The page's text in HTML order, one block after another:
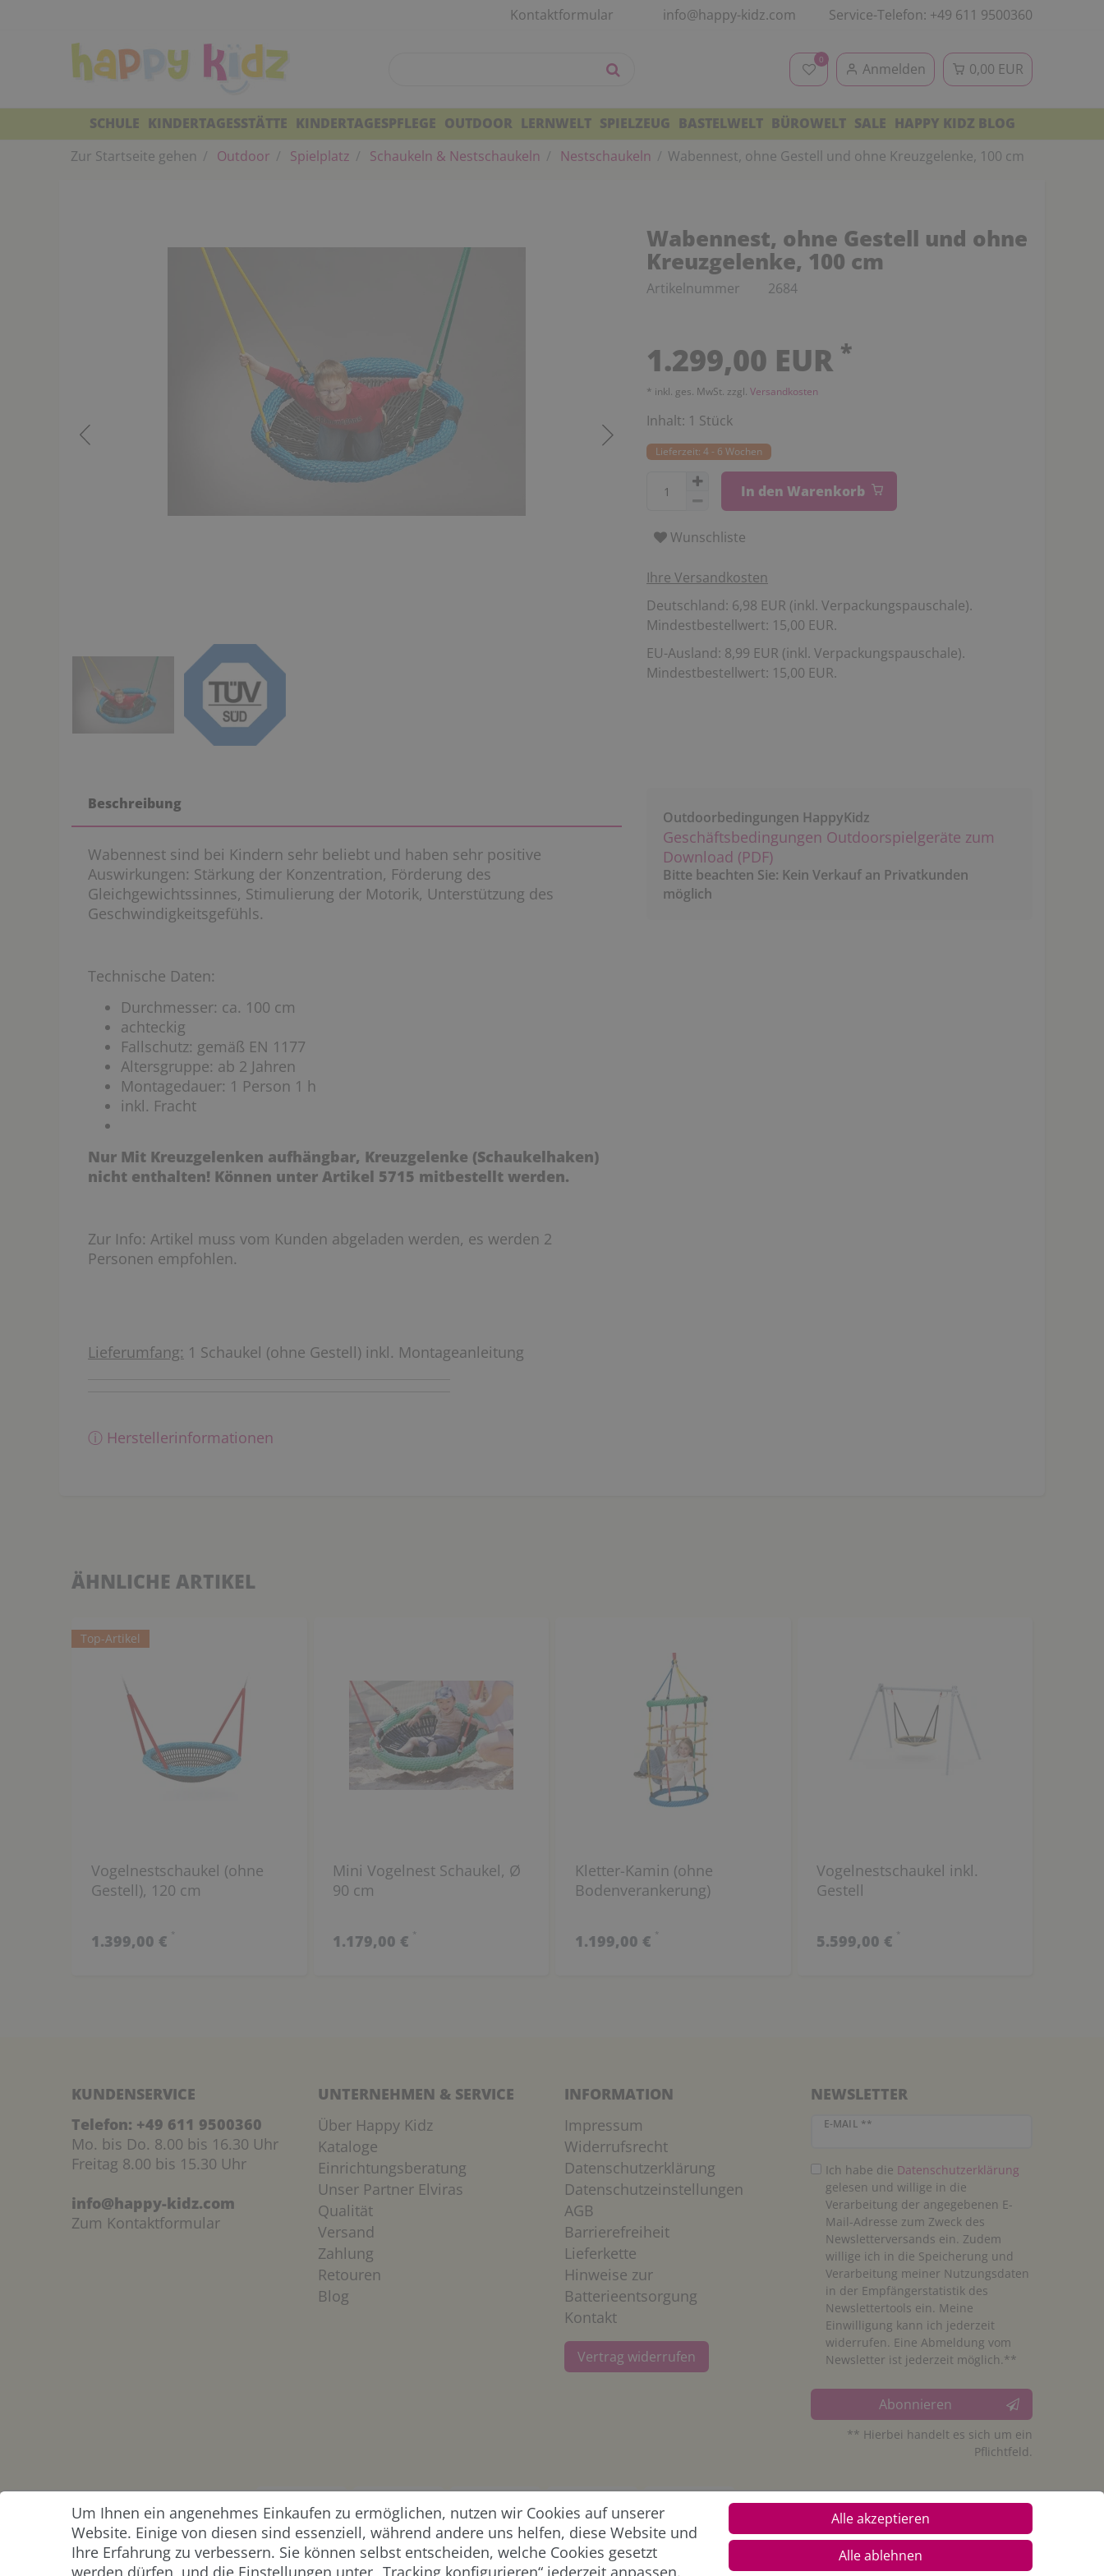
Kontaktformular info@happy-kidz.com Service-Telefon: +49 611 9500360
0
Anmelden 0,00 EUR
SCHULE KINDERTAGESSTÄTTE KINDERTAGESPFLEGE OUTDOOR LERNWELT SPIELZEUG BASTELWELT BÜROWELT SALE HAPPY KIDZ BLOG
Zur Startseite gehen
Outdoor Spielplatz Schaukeln & Nestschaukeln Nestschaukeln Wabennest, ohne Gestell und ohne Kreuzgelenke, 100 cm
Wabennest, ohne Gestell und ohne
Kreuzgelenke, 100 cm
Artikelnummer 2684
1.299,00 EUR *
* inkl. ges. MwSt. zzgl. Versandkosten
Inhalt: 1 Stück
Lieferzeit: 4 - 6 Wochen
In den Warenkorb
Wunschliste
Ihre Versandkosten
Deutschland: 6,98 EUR (inkl. Verpackungspauschale).
Mindestbestellwert: 15,00 EUR.
EU-Ausland: 8,99 EUR (inkl. Verpackungspauschale).
Mindestbestellwert: 15,00 EUR.
Beschreibung
Wabennest sind bei Kindern sehr beliebt und haben sehr positive
Auswirkungen: Stärkung der Konzentration, Förderung des
Gleichgewichtssinnes, Stimulierung der Motorik, Unterstützung des
Geschwindigkeitsgefühls.
Technische Daten:
Durchmesser: ca. 100 cm
achteckig
Fallschutz: gemäß EN 1177
Altersgruppe: ab 2 Jahren
Montagedauer: 1 Person 1 h
inkl. Fracht
Nur Mit Kreuzgelenken aufhängbar, Kreuzgelenke (Schaukelhaken)
nicht enthalten! Können unter Artikel 5715 mitbestellt werden.
Zur Info: Artikel muss vom Kunden abgeladen werden, es werden 2
Personen empfohlen.
Lieferumfang: 1 Schaukel (ohne Gestell) inkl. Montageanleitung
ⓘ Herstellerinformationen
Outdoorbedingungen HappyKidz
Geschäftsbedingungen Outdoorspielgeräte zum
Download (PDF)
Bitte beachten Sie: Kein Verkauf an Privatkunden
möglich
ÄHNLICHE ARTIKEL
Top-Artikel
Vogelnestschaukel (ohne
Gestell), 120 cm
1.399,00 € *
Mini Vogelnest Schaukel, Ø
90 cm
1.179,00 € *
Kletter-Kamin (ohne
Bodenverankerung)
1.199,00 € *
Vogelnestschaukel inkl.
Gestell
5.599,00 € *
KUNDENSERVICE
Telefon: +49 611 9500360
Mo. bis Do. 8.00 bis 16.30 Uhr
Freitag 8.00 bis 15.30 Uhr
info@happy-kidz.com
Zum Kontaktformular
UNTERNEHMEN & SERVICE
Über Happy Kidz
Kataloge
Einrichtungsberatung
Unser Partner Elviras
Qualität
Versand
Zahlung
Retouren
Blog
INFORMATION
Impressum
Widerrufsrecht
Datenschutzerklärung
Datenschutzeinstellungen
AGB
Barrierefreiheit
Lieferkette
Hinweise zur
Batterieentsorgung
Kontakt
Vertrag widerrufen
NEWSLETTER
E-MAIL **
Newsletter Honig
Ich habe die Daten­schutz­erklärung
gelesen und willige in die
Verarbeitung der angegebenen E-
Mail-Adresse zum Zweck des
Newsletterversands ein. Zudem
willige ich in die Speicherung und
Verarbeitung meiner Nutzungsdaten
in der Empfängerstatistik des
Newslettertools ein. Meine
Einwilligung kann ich jederzeit
widerrufen. Eine Abmeldung vom
Newsletter ist jederzeit möglich.**
Abonnieren
** Hierbei handelt es sich um ein
Pflichtfeld.
ZAHLUNG &
VERSAND
Um Ihnen ein angenehmes Einkaufen zu ermöglichen, nutzen wir Cookies auf unserer
Website. Einige von diesen sind essenziell, während andere uns helfen, diese Website und
Ihre Erfahrung zu verbessern. Sie können selbst entscheiden, welche Cookies gesetzt
werden dürfen, und die Einstellungen unter „Tracking konfigurieren“ jederzeit anpassen.
Alle akzeptieren
Alle ablehnen